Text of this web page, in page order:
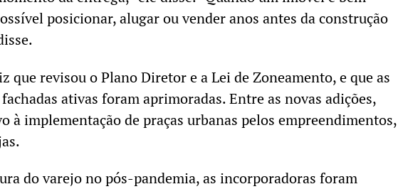
posicionar, alugar ou vender anos antes da construção
que revisou o Plano Diretor e a Lei de Zoneamento, e que as
ativas foram aprimoradas. Entre as novas adições,
à implementação de praças urbanas pelos empreendimentos,
do varejo no pós-pandemia, as incorporadoras foram